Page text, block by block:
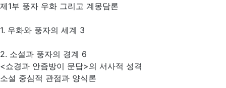
제1부 풍자 우화 그리고 계몽담론
1. 우화와 풍자의 세계 3
2. 소설과 풍자의 경계 6
<쇼경과 안즘방이 문답>의 서사적 성격
소설 중심적 관점과 양식론